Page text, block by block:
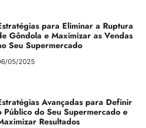
para Eliminar a Ruptura
Gôndola e Maximizar as Vendas
Seu Supermercado
05/2025
Avançadas para Definir
Público do Seu Supermercado e
Resultados